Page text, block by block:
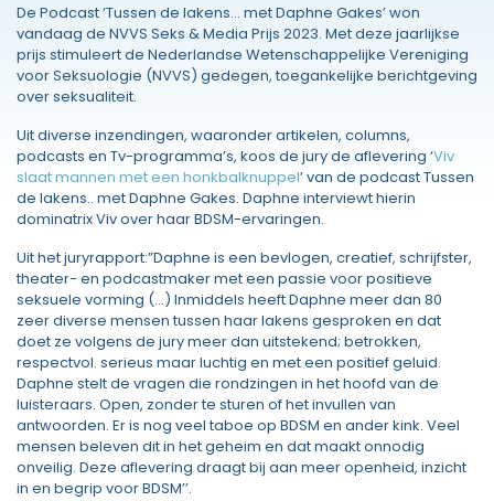
De Podcast ‘Tussen de lakens… met Daphne Gakes’ won
vandaag de NVVS Seks & Media Prijs 2023. Met deze jaarlijkse
prijs stimuleert de Nederlandse Wetenschappelijke Vereniging
voor Seksuologie (NVVS) gedegen, toegankelijke berichtgeving
over seksualiteit.
Uit diverse inzendingen, waaronder artikelen, columns,
podcasts en Tv-programma’s, koos de jury de aflevering ‘Viv
slaat mannen met een honkbalknuppel’ van de podcast Tussen
de lakens.. met Daphne Gakes. Daphne interviewt hierin
dominatrix Viv over haar BDSM-ervaringen.
Uit het juryrapport:”Daphne is een bevlogen, creatief, schrijfster,
theater- en podcastmaker met een passie voor positieve
seksuele vorming (…) Inmiddels heeft Daphne meer dan 80
zeer diverse mensen tussen haar lakens gesproken en dat
doet ze volgens de jury meer dan uitstekend; betrokken,
respectvol. serieus maar luchtig en met een positief geluid.
Daphne stelt de vragen die rondzingen in het hoofd van de
luisteraars. Open, zonder te sturen of het invullen van
antwoorden. Er is nog veel taboe op BDSM en ander kink. Veel
mensen beleven dit in het geheim en dat maakt onnodig
onveilig. Deze aflevering draagt bij aan meer openheid, inzicht
in en begrip voor BDSM’’.